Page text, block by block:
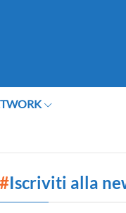
#Iscriviti alla